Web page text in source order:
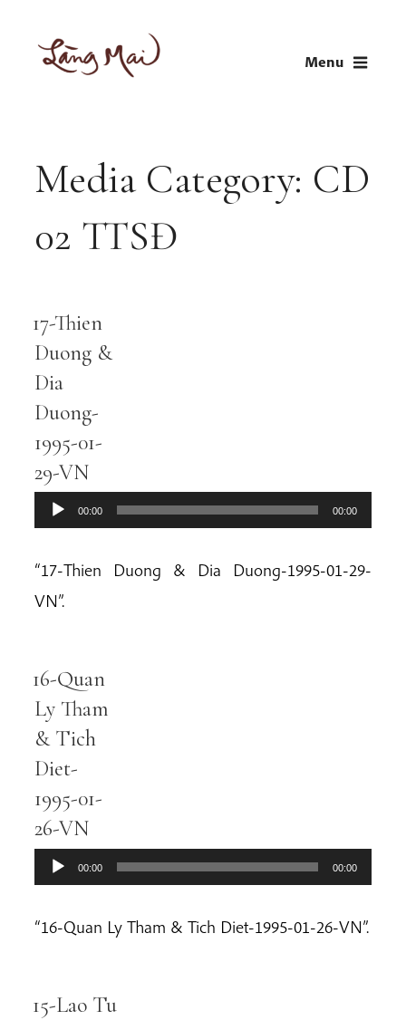
content
Menu
Media Category: CD
02 TTSĐ
17-Thien
Duong &
Dia
Duong-
1995-01-
29-VN
00:00 00:00
“17-Thien Duong & Dia Duong-1995-01-29-
VN”.
16-Quan
Ly Tham
& Tich
Diet-
1995-01-
26-VN
00:00 00:00
“16-Quan Ly Tham & Tich Diet-1995-01-26-VN”.
15-Lao Tu